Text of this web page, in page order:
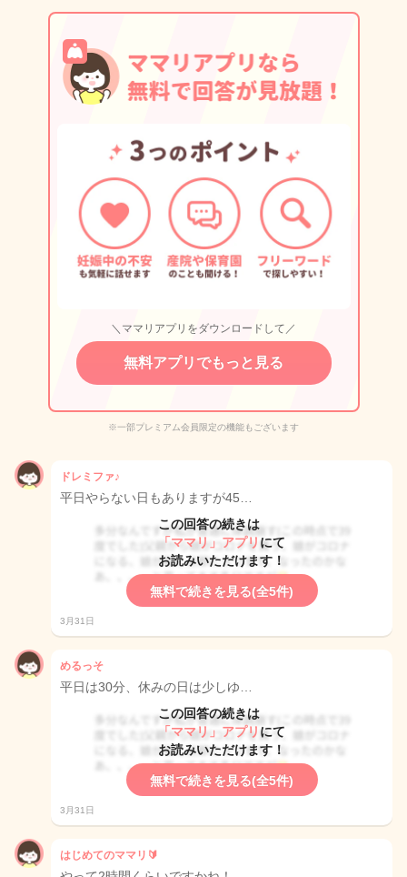
＼ママリアプリをダウンロードして／
無料アプリでもっと見る
※一部プレミアム会員限定の機能もございます
ドレミファ♪
平日やらない日もありますが45…
この回答の続きは
「ママリ」アプリ にて
お読みいただけます！
無料で続きを見る(全5件)
3月31日
めるっそ
平日は30分、休みの日は少しゆ…
この回答の続きは
「ママリ」アプリ にて
お読みいただけます！
無料で続きを見る(全5件)
3月31日
はじめてのママリ🔰